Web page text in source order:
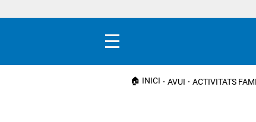
Menú
🏠 INICI AVUI ACTIVITATS